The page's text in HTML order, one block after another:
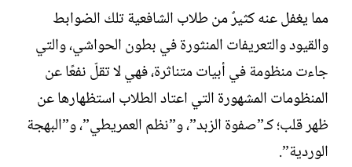
ا
ت
ب
ي
خ
ل
إ
ن
مما يغفل عنه كثيرٌ من طلاب الشافعية تلك الضوابط
والقيود والتعريفات المنثورة في بطون الحواشي، والتي
جاءت منظومة في أبيات متناثرة، فهي لا تقلّ نفعًا عن
المنظومات المشهورة التي اعتاد الطلاب استظهارها عن
ظهر قلب؛ كـ”صفوة الزبد”، و”نظم العمريطي”، و”البهجة
الوردية”.